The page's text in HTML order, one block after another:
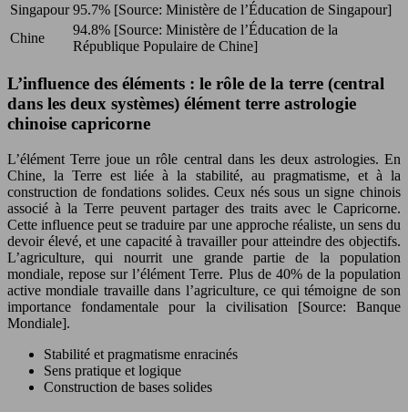
Singapour 95.7% [Source: Ministère de l’Éducation de Singapour]
Chine
94.8% [Source: Ministère de l’Éducation de la
République Populaire de Chine]
L’influence des éléments : le rôle de la terre (central
dans les deux systèmes) élément terre astrologie
chinoise capricorne
L’élément Terre joue un rôle central dans les deux astrologies. En
Chine, la Terre est liée à la stabilité, au pragmatisme, et à la
construction de fondations solides. Ceux nés sous un signe chinois
associé à la Terre peuvent partager des traits avec le Capricorne.
Cette influence peut se traduire par une approche réaliste, un sens du
devoir élevé, et une capacité à travailler pour atteindre des objectifs.
L’agriculture, qui nourrit une grande partie de la population
mondiale, repose sur l’élément Terre. Plus de 40% de la population
active mondiale travaille dans l’agriculture, ce qui témoigne de son
importance fondamentale pour la civilisation [Source: Banque
Mondiale].
Stabilité et pragmatisme enracinés
Sens pratique et logique
Construction de bases solides